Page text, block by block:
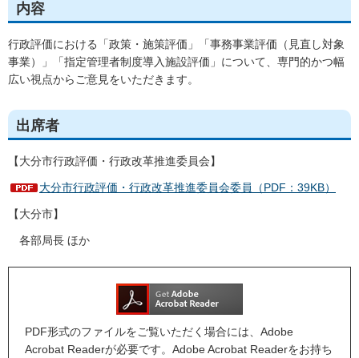
内容
行政評価における「政策・施策評価」「事務事業評価（見直し対象
事業）」「指定管理者制度導入施設評価」について、専門的かつ幅
広い視点からご意見をいただきます。
出席者
【大分市行政評価・行政改革推進委員会】
大分市行政評価・行政改革推進委員会委員（PDF：39KB）
【大分市】
各部局長 ほか
PDF形式のファイルをご覧いただく場合には、Adobe
Acrobat Readerが必要です。Adobe Acrobat Readerをお持ち